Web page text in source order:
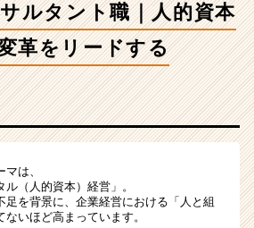
コ
ン
サ
ル
ト
職
人
的
資
サルタント職｜人的資本
革をリードする
は、
ル（人的資本）経営」。
足を背景に、企業経営における「人と組
いほど高まっています。